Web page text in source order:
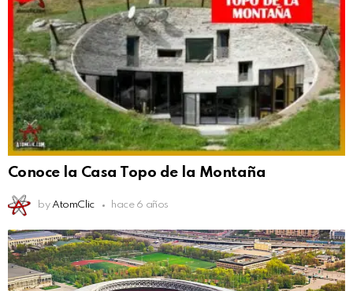
Conoce la Casa Topo de la Montaña
by AtomClic hace 6 años